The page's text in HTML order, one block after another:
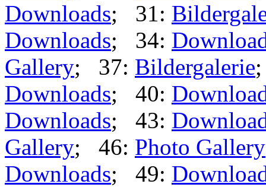
Downloads; 31:
Downloads; 34:
Gallery; 37: Bildergalerie
Downloads; 40:
Downloads; 43:
Gallery; 46: Photo Gallery
Downloads; 49: